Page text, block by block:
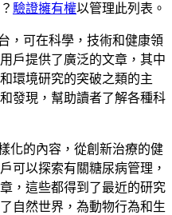
驗證擁有權以管理此列表。
，可在科學，技術和健康領
戶提供了廣泛的文章，其中
環境研究的突破之類的主
發現，幫助讀者了解各種科
化的內容，從創新治療的健
可以探索有關糖尿病管理，
，這些都得到了最近的研究
自然世界，為動物行為和生